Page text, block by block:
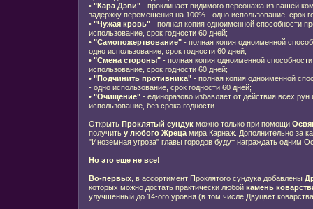
• "Кара Дэви"- проклинает видимого персонажа из вашей
задержку перемещения на 100% - одно использование, срок
• "Чужая кровь"- полная копия одноименной способности
использование, срок годности 60 дней;
• "Самопожертвование"- полная копия одноименной
одно использование, срок годности 60 дней;
• "Смена стороны"- полная копия одноименной
использование, срок годности 60 дней;
• "Подчинить противника"- полная копия одноименной
- одно использование, срок годности 60 дней;
• "Очищение"- единоразово избавляет от действия всех рун
использование, без срока годности.
Открыть Проклятый сундукможно только при помощи
получить у любого Жрецамира Карнаж. Дополнительно за
"Иноземная угроза" главы городов будут награждать
Но это еще не все!
Во-первых, в ассортимент Проклятого сундука добавлены
которых можно достать практически любой камень
улучшенный до 14-ого уровня (в том числе Двуцвет